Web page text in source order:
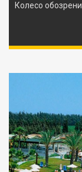
Колесо